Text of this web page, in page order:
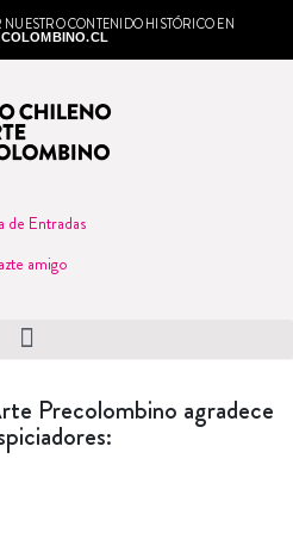
CONTENIDO HISTÓRICO EN
de Entradas
amigo
Precolombino agradece